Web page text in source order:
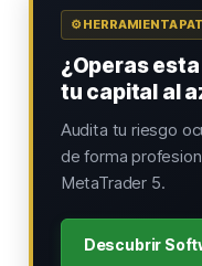
⚙️ HERRAMIENTA
¿Operas
tu capital al
Audita tu riesgo
de forma
MetaTrader 5.
Descubrir